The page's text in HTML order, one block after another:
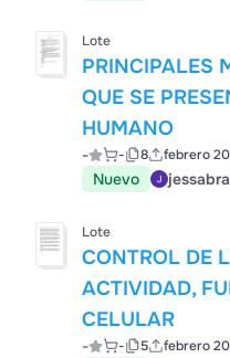
Lote
PRINCIPALES
QUE SE
HUMANO
- - 8 febrero
Nuevo
Lote
CONTROL DE
ACTIVIDAD,
CELULAR
- - 5 febrero